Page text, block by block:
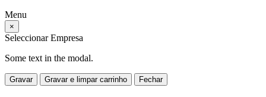
Menu
×
Seleccionar Empresa
Some text in the modal.
Gravar Gravar e limpar carrinho Fechar